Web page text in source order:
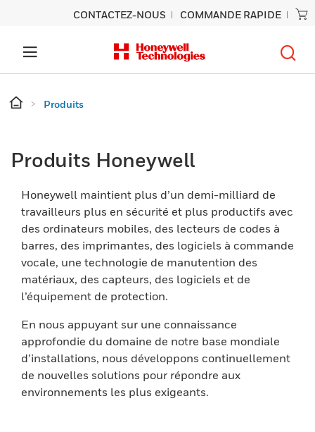
CONTACTEZ-NOUS COMMANDE RAPIDE
Produits
Produits Honeywell
Honeywell maintient plus d’un demi-milliard de
travailleurs plus en sécurité et plus productifs avec
des ordinateurs mobiles, des lecteurs de codes à
barres, des imprimantes, des logiciels à commande
vocale, une technologie de manutention des
matériaux, des capteurs, des logiciels et de
l’équipement de protection.
En nous appuyant sur une connaissance
approfondie du domaine de notre base mondiale
d’installations, nous développons continuellement
de nouvelles solutions pour répondre aux
environnements les plus exigeants.